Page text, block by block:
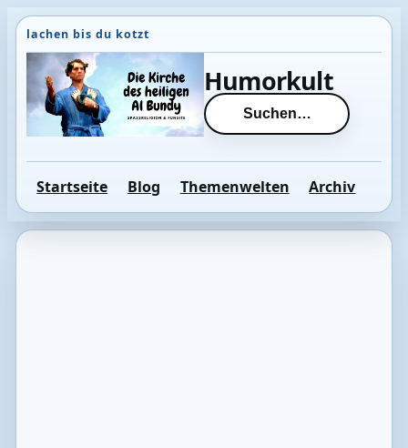
Direkt
zum
Inhalt
wechseln
Humorkult
Suchen…
Startseite Blog Themenwelten Archiv